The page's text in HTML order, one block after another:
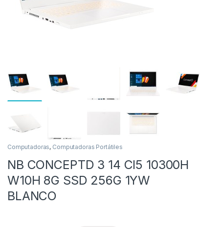
Computadoras, Computadoras Portátiles
NB CONCEPTD 3 14 CI5 10300H
W10H 8G SSD 256G 1YW
BLANCO